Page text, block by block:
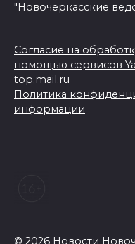
"Новочеркасские
Согласие на
помощью сервисов
top.mail.ru
Политика
информации
© 2026 Новости